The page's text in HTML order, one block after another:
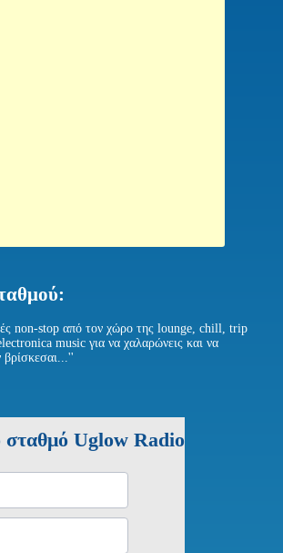
non-stop από τον χώρο της lounge, chill, trip
music για να χαλαρώνεις και να
βρίσκεσαι...''
Uglow Radio